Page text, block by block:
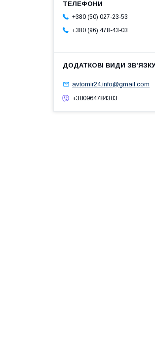
+380 (50) 027-23-53
+380 (96) 478-43-03
avtomir24.info@gmail.com
+380964784303